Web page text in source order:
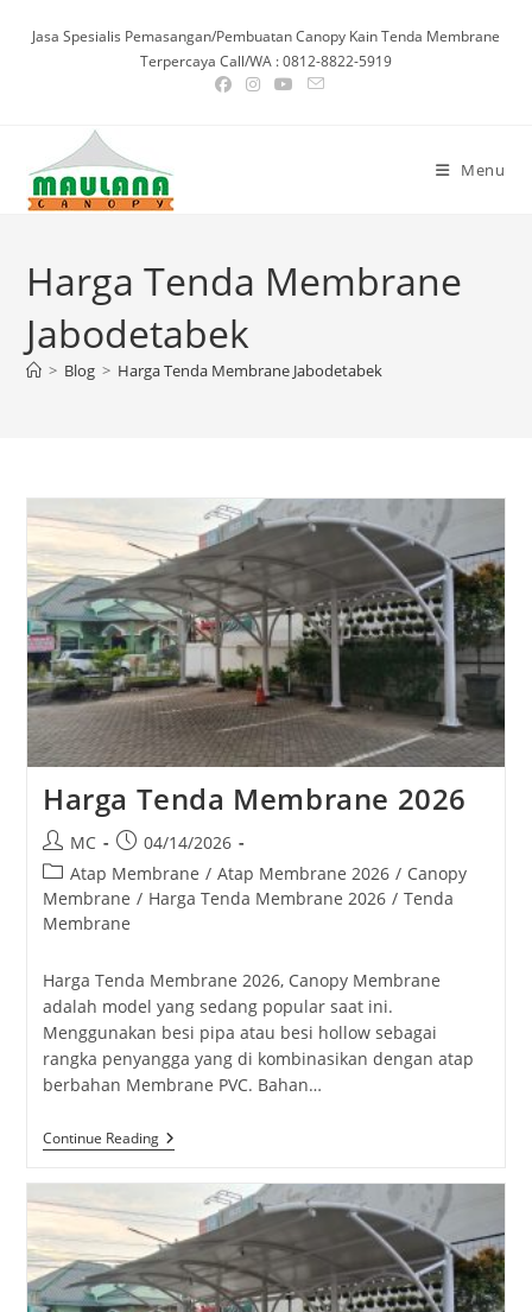
Jasa Spesialis Pemasangan/Pembuatan Canopy Kain Tenda Membrane
Terpercaya Call/WA : 0812-8822-5919
Menu
Harga Tenda Membrane
Jabodetabek
> Blog > Harga Tenda Membrane Jabodetabek
Harga Tenda Membrane 2026
Post
author:
MC
Post
published:
04/14/2026
Post
category:
Atap Membrane / Atap Membrane 2026 / Canopy
Membrane / Harga Tenda Membrane 2026 / Tenda
Membrane
Harga Tenda Membrane 2026, Canopy Membrane
adalah model yang sedang popular saat ini.
Menggunakan besi pipa atau besi hollow sebagai
rangka penyangga yang di kombinasikan dengan atap
berbahan Membrane PVC. Bahan…
Continue ReadingHarga
Tenda